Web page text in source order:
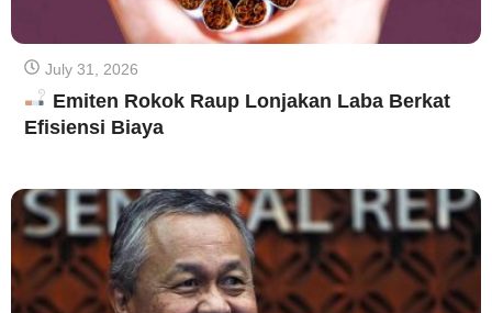
July 31, 2026
Emiten Rokok Raup Lonjakan Laba Berkat
Efisiensi Biaya